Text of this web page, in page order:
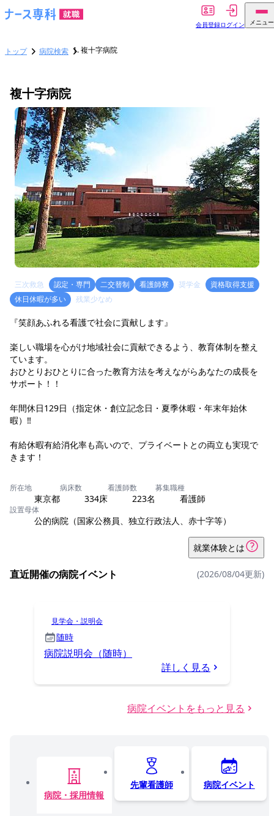
会員登録ログイン メニュー
トップ 病院検索 複十字病院
複十字病院
三次救急 認定・専門 二交替制 看護師寮 奨学金
資格取得支援
休日休暇が多い
残業少なめ
『笑顔あふれる看護で社会に貢献します』
楽しい職場を心がけ地域社会に貢献できるよう、教育体制を整え
ています。
おひとりおひとりに合った教育方法を考えながらあなたの成長を
サポート！！
年間休日129日（指定休・創立記念日・夏季休暇・年末年始休
暇）‼
有給休暇有給消化率も高いので、プライベートとの両立も実現で
きます！
所在地
東京都
病床数
334床
看護師数
223名
募集職種
看護師
設置母体
公的病院（国家公務員、独立行政法人、赤十字等）
就業体験とは
直近開催の病院イベント (2026/08/04更新)
見学会・説明会
随時
病院説明会（随時）
詳しく見る
病院イベントをもっと見る
病院・採用情報
先輩看護師 病院イベント